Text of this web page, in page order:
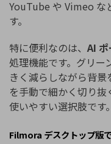
YouTube や Vimeo な
す。
特に便利なのは、 AI
処理機能です。グリー
きく減らしながら背
を手動で細かく切り
使いやすい選択肢です。
Filmora デスクトップ版